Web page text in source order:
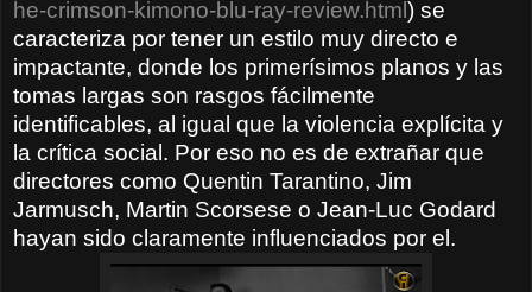
he-crimson-kimono-blu-ray-review.html) se
caracteriza por tener un estilo muy directo e
impactante, donde los primerísimos planos y las
tomas largas son rasgos fácilmente
identificables, al igual que la violencia explícita y
la crítica social. Por eso no es de extrañar que
directores como Quentin Tarantino, Jim
Jarmusch, Martin Scorsese o Jean-Luc Godard
hayan sido claramente influenciados por el.